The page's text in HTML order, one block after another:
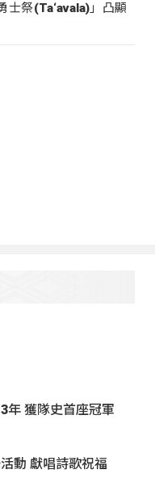
士祭(Ta‘avala)」凸顯
年 獲隊史首座冠軍
動 獻唱詩歌祝福